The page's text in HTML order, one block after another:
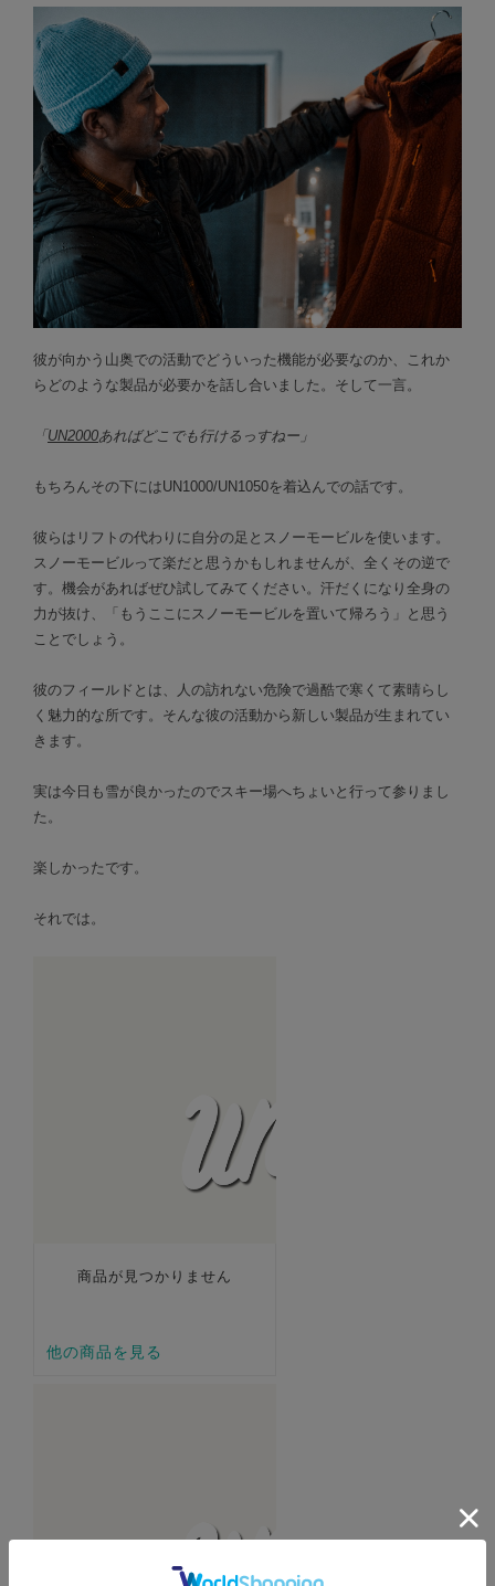
彼が向かう山奥での活動でどういった機能が必要なのか、これか
らどのような製品が必要かを話し合いました。そして一言。
「 UN2000あればどこでも行けるっすねー」
もちろんその下にはUN1000/UN1050を着込んでの話です。
彼らはリフトの代わりに自分の足とスノーモービルを使います。
スノーモービルって楽だと思うかもしれませんが、全くその逆で
す。機会があればぜひ試してみてください。汗だくになり全身の
力が抜け、「もうここにスノーモービルを置いて帰ろう」と思う
ことでしょう。
彼のフィールドとは、人の訪れない危険で過酷で寒くて素晴らし
く魅力的な所です。そんな彼の活動から新しい製品が生まれてい
きます。
実は今日も雪が良かったのでスキー場へちょいと行って参りまし
た。
楽しかったです。
それでは。